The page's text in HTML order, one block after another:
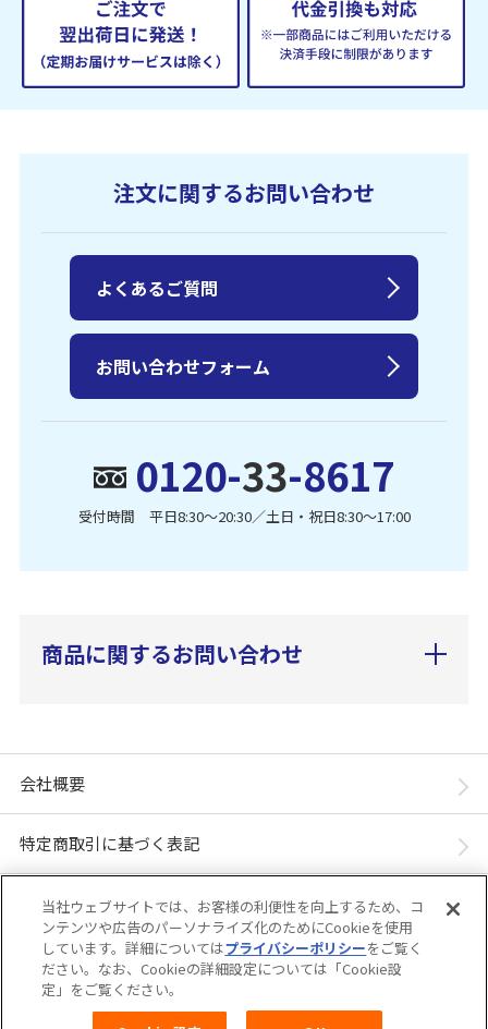
注文に関するお問い合わせ
0120-33-8617
受付時間 平日8:30〜20:30／土日・祝日8:30〜17:00
よくあるご質問
お問い合わせフォーム
商品に関するお問い合わせ
会社概要
特定商取引に基づく表記
個人情報保護方針
「ユニ・チャーム ダイレクトショップ」は、ユニ・チャーム株式会社が運営してい
ます。※当店に掲載されているコンテンツは、事前の許可が無い限り無断使用・複
製・転載を禁じます。
当社ウェブサイトでは、お客様の利便性を向上するため、コ
ンテンツや広告のパーソナライズ化のためにCookieを使用
しています。詳細についてはプライバシーポリシーをご覧く
ださい。なお、Cookieの詳細設定については「Cookie設
定」をご覧ください。